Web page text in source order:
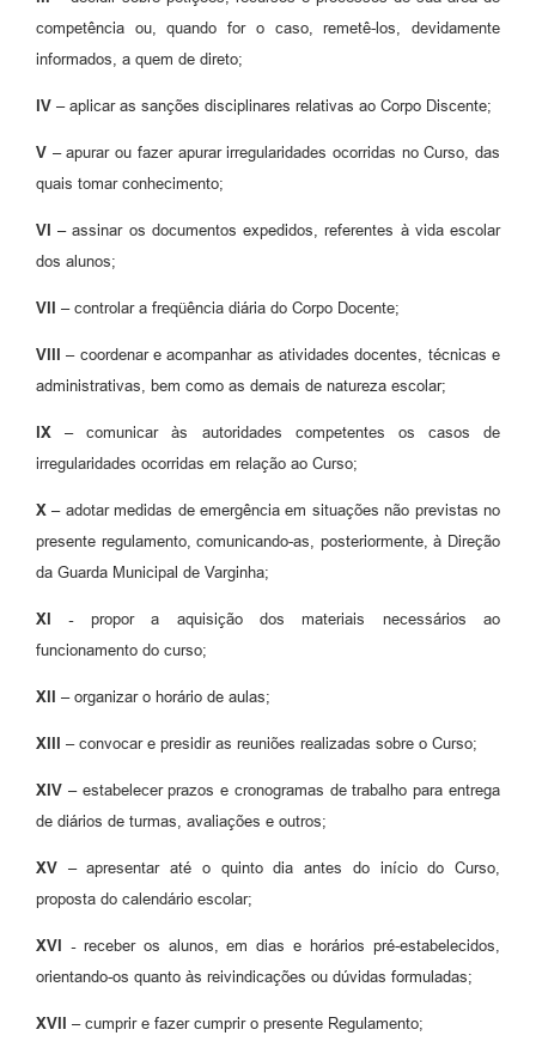
competência ou, quando for o caso, remetê-los, devidamente
informados, a quem de direto;
IV – aplicar as sanções disciplinares relativas ao Corpo Discente;
V –apurar ou fazer apurar irregularidades ocorridas no Curso, das
quais tomar conhecimento;
VI –assinar os documentos expedidos, referentes à vida escolar
dos alunos;
VII –controlar a freqüência diária do Corpo Docente;
VIII – coordenar e acompanhar as atividades docentes, técnicas e
administrativas, bem como as demais de natureza escolar;
IX –comunicar às autoridades competentes os casos de
irregularidades ocorridas em relação ao Curso;
X – adotar medidas de emergência em situações não previstas no
presente regulamento, comunicando-as, posteriormente, à Direção
da Guarda Municipal de Varginha;
XI - propor a aquisição dos materiais necessários ao
funcionamento do curso;
XII – organizar o horário de aulas;
XIII – convocar e presidir as reuniões realizadas sobre o Curso;
XIV – estabelecer prazos e cronogramas de trabalho para entrega
de diários de turmas, avaliações e outros;
XV –apresentar até o quinto dia antes do início do Curso,
proposta do calendário escolar;
XVI -receber os alunos, em dias e horários pré-estabelecidos,
orientando-os quanto às reivindicações ou dúvidas formuladas;
XVII –cumprir e fazer cumprir o presente Regulamento;